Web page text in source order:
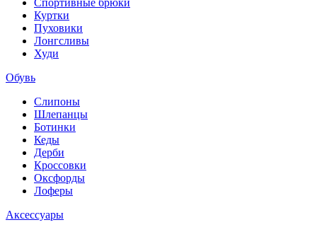
Спортивные брюки
Куртки
Пуховики
Лонгсливы
Худи
Обувь
Слипоны
Шлепанцы
Ботинки
Кеды
Дерби
Кроссовки
Оксфорды
Лоферы
Аксессуары